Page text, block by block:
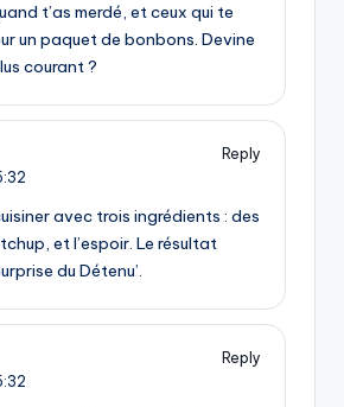
t’as merdé, et ceux qui te
un paquet de bonbons. Devine
courant ?
Reply
avec trois ingrédients : des
et l’espoir. Le résultat
du Détenu’.
Reply